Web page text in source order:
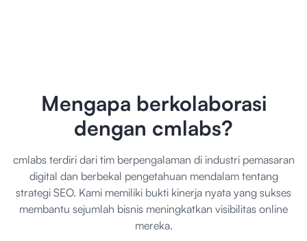
Mengapa berkolaborasi
dengan cmlabs?
cmlabs terdiri dari tim berpengalaman di industri pemasaran
digital dan berbekal pengetahuan mendalam tentang
strategi SEO. Kami memiliki bukti kinerja nyata yang sukses
membantu sejumlah bisnis meningkatkan visibilitas online
mereka.